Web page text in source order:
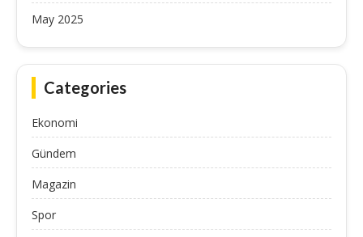
May 2025
Categories
Ekonomi
Gündem
Magazin
Spor